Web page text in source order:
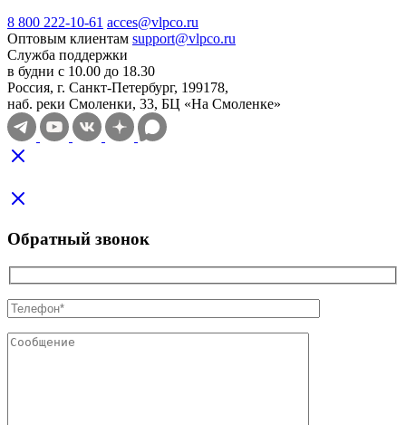
8 800 222-10-61 acces@vlpco.ru
Оптовым клиентам support@vlpco.ru
Служба поддержки
в будни с 10.00 до 18.30
Россия, г. Санкт-Петербург, 199178,
наб. реки Смоленки, 33, БЦ «На Смоленке»
Обратный звонок